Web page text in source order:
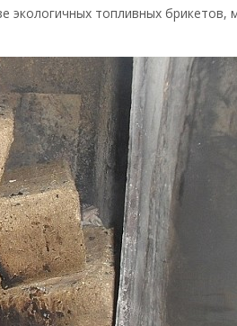
экологичных топливных